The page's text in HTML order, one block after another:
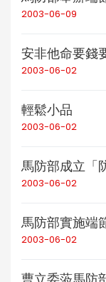
2003-06-09
安非他命要錢
2003-06-02
輕鬆小品
2003-06-02
馬防部成立「
2003-06-02
馬防部實施端
2003-06-02